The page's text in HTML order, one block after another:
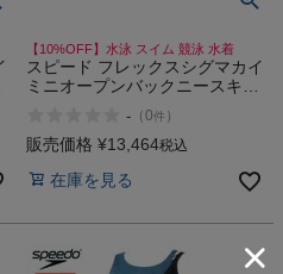
【10%OFF】水泳 スイム 競泳 水着
スピード フレックスシグマカイ
ミニオープンバックニースキン
Openback Kneeskin
- （0件 ）
販売価格 ¥13,464税込
在庫を見る